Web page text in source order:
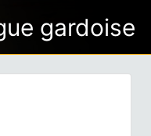
gardoise